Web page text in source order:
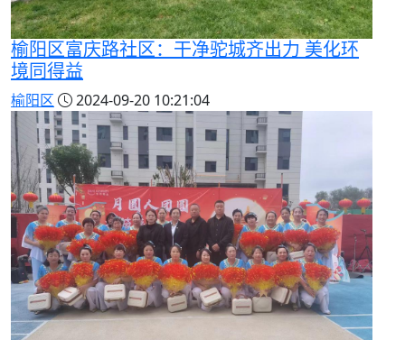
榆阳区富庆路社区：干净驼城齐出力 美化环
境同得益
榆阳区 2024-09-20 10:21:04